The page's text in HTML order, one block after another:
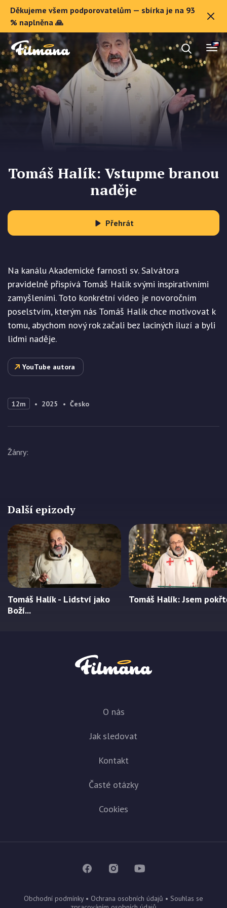
Děkujeme všem podporovatelům — sbírka je na 93
% naplněna 🙏
O Filmaně
Dárkové poukazy
Registrovat se
Tomáš Halík: Vstupme branou
naděje
Přehrát
Na kanálu Akademické farnosti sv. Salvátora
pravidelně přispívá Tomáš Halík svými inspirativními
zamyšleními. Toto konkrétní video je novoročním
poselstvím, kterým nás Tomáš Halík chce motivovat k
tomu, abychom nový rok začali bez laciných iluzí a byli
lidmi naděje.
YouTube autora
12m 2025 Česko
Žánry:
Další epizody
Tomáš Halík - Lidství jako
Boží...
Tomáš Halík: Jsem
O nás
Jak sledovat
Kontakt
Časté otázky
Cookies
Obchodní podmínky• Ochrana osobních údajů • Souhlas se